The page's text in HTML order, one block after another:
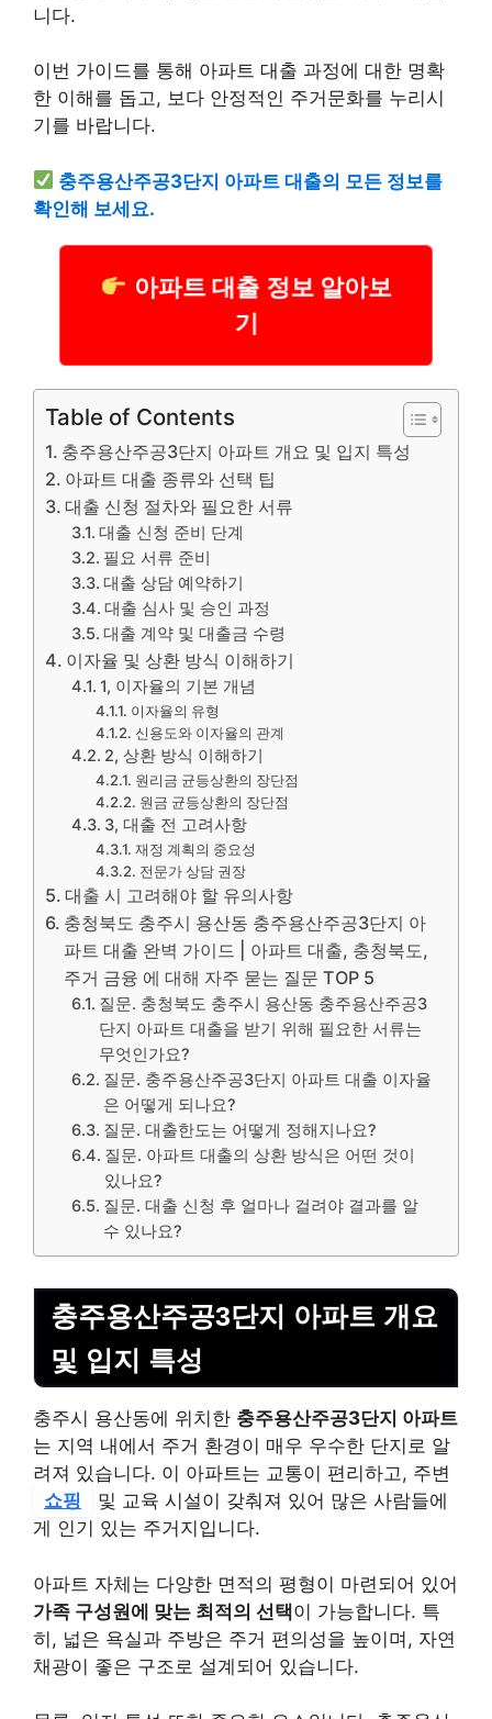
니다.
이번 가이드를 통해 아파트 대출 과정에 대한 명확
한 이해를 돕고, 보다 안정적인 주거문화를 누리시
기를 바랍니다.
충주용산주공3단지 아파트 대출의 모든 정보를
확인해 보세요.
아파트 대출 정보 알아보
기
Table of Contents
충주용산주공3단지 아파트 개요 및 입지 특성
아파트 대출 종류와 선택 팁
대출 신청 절차와 필요한 서류
대출 신청 준비 단계
필요 서류 준비
대출 상담 예약하기
대출 심사 및 승인 과정
대출 계약 및 대출금 수령
이자율 및 상환 방식 이해하기
1, 이자율의 기본 개념
이자율의 유형
신용도와 이자율의 관계
2, 상환 방식 이해하기
원리금 균등상환의 장단점
원금 균등상환의 장단점
3, 대출 전 고려사항
재정 계획의 중요성
전문가 상담 권장
대출 시 고려해야 할 유의사항
충청북도 충주시 용산동 충주용산주공3단지 아
파트 대출 완벽 가이드 | 아파트 대출, 충청북도,
주거 금융 에 대해 자주 묻는 질문 TOP 5
질문. 충청북도 충주시 용산동 충주용산주공3
단지 아파트 대출을 받기 위해 필요한 서류는
무엇인가요?
질문. 충주용산주공3단지 아파트 대출 이자율
은 어떻게 되나요?
질문. 대출한도는 어떻게 정해지나요?
질문. 아파트 대출의 상환 방식은 어떤 것이
있나요?
질문. 대출 신청 후 얼마나 걸려야 결과를 알
수 있나요?
충주용산주공3단지 아파트 개요
및 입지 특성
충주시 용산동에 위치한 충주용산주공3단지 아파트
는 지역 내에서 주거 환경이 매우 우수한 단지로 알
려져 있습니다. 이 아파트는 교통이 편리하고, 주변
쇼핑
및 교육 시설이 갖춰져 있어 많은 사람들에
게 인기 있는 주거지입니다.
아파트 자체는 다양한 면적의 평형이 마련되어 있어
가족 구성원에 맞는 최적의 선택이 가능합니다. 특
히, 넓은 욕실과 주방은 주거 편의성을 높이며, 자연
채광이 좋은 구조로 설계되어 있습니다.